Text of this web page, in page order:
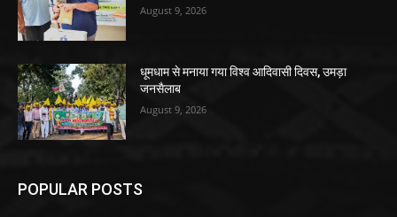
August 9, 2026
धूमधाम से मनाया गया विश्व आदिवासी दिवस, उमड़ा
जनसैलाब
August 9, 2026
POPULAR POSTS